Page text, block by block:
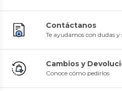
Contáctanos
Te ayudamos con dudas y
Cambios y
Conoce cómo pedirlos